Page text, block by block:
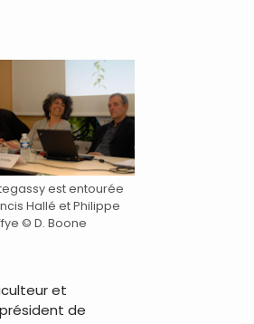
est entourée
Hallé et Philippe
© D. Boone
et
de